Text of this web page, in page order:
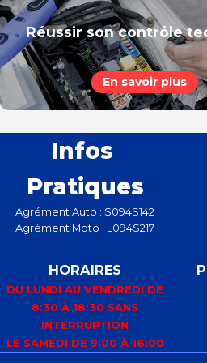
Réussir son contrôle
En savoir plus
Infos
Pratiques
Agrément Auto : S094S142
Agrément Moto : L094S217
HORAIRES
DU LUNDI AU VENDREDI DE
8:30 À 18:30 SANS
INTERRUPTION
LE SAMEDI DE 9:00 À 16:00